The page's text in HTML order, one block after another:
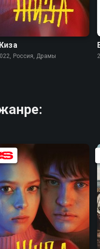
7.6 6.1
Россия, Драмы